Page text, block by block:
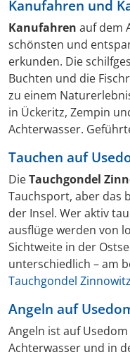
Kanufahren und
Kanufahren auf dem
schönsten und
erkunden. Die
Buchten und die
zu einem
in Ückeritz, Zempin
Achterwasser.
Tauchen auf
DieTauchgondel
Tauchsport, aber das
der Insel. Wer aktiv
ausflüge werden von
Sichtweite in der
unterschiedlich – am
Tauchgondel
Angeln auf
Angeln ist auf
Achterwasser und in